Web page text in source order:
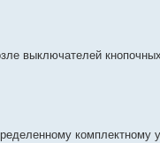
выключателей
комплектному